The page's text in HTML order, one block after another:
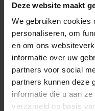
Deze website maakt
We gebruiken cookies
personaliseren, om
en om ons
informatie over uw
partners voor social
partners kunnen deze
informatie die u aan
verzameld op basis
Cando binnendeur
83x231,5
Cando binnendeur Cardiff
83x231,5
Opdek linksdraaiend
A-Grade
Excl. glas
€ 130,-